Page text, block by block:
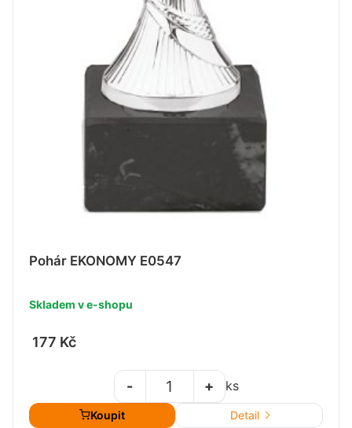
Pohár EKONOMY E0547
Skladem v e-shopu
177 Kč
+
- ks
Koupit Detail